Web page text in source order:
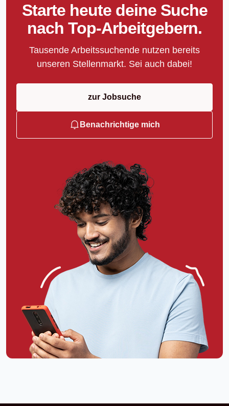
Starte heute deine Suche
nach Top-Arbeitgebern.
Tausende Arbeitssuchende nutzen bereits
unseren Stellenmarkt. Sei auch dabei!
zur Jobsuche
Benachrichtige mich